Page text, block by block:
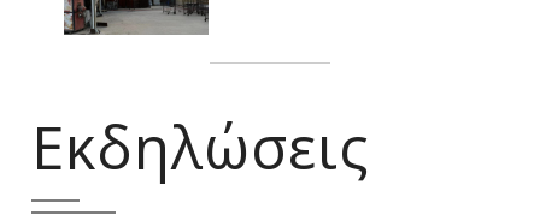
Εκδηλώσεις